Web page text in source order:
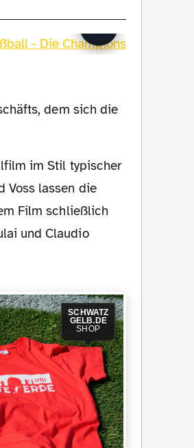
dem sich die
Voss lassen die
Film schließlich
und Claudio
SCHWATZ
GELB.DE
SHOP